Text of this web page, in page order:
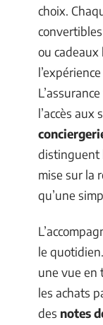
choix.
ou cadeaux
l’accès aux
distinguent
mise sur la
qu’une
le quotidien.
une vue en
les achats
des notes